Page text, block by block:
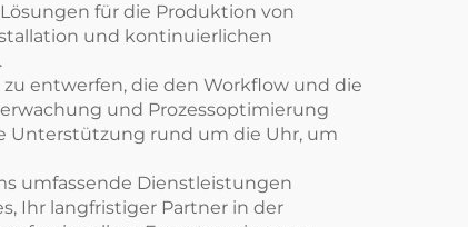
für die Produktion von
und kontinuierlichen
entwerfen, die den Workflow und die
und Prozessoptimierung
Unterstützung rund um die Uhr, um
umfassende Dienstleistungen
Ihr langfristiger Partner in der